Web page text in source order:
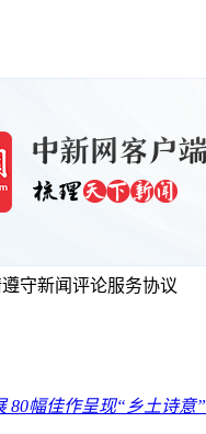
守新闻评论服务协议
80幅佳作呈现“乡土诗意”